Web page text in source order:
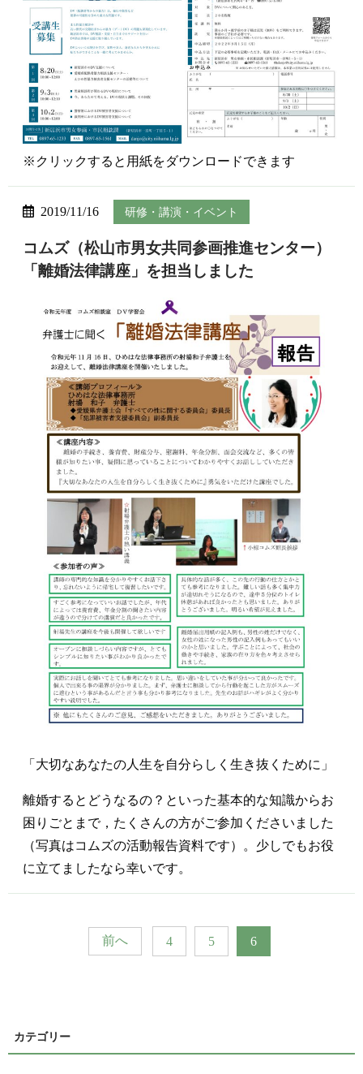
※クリックすると用紙をダウンロードできます
2019/11/16 研修・講演・イベント
コムズ（松山市男女共同参画推進センター）
「離婚法律講座」を担当しました
「大切なあなたの人生を自分らしく生き抜くために」
離婚するとどうなるの？といった基本的な知識からお
困りごとまで，たくさんの方がご参加くださいました
（写真はコムズの活動報告資料です）。少しでもお役
に立てましたなら幸いです。
前へ 4 5 6